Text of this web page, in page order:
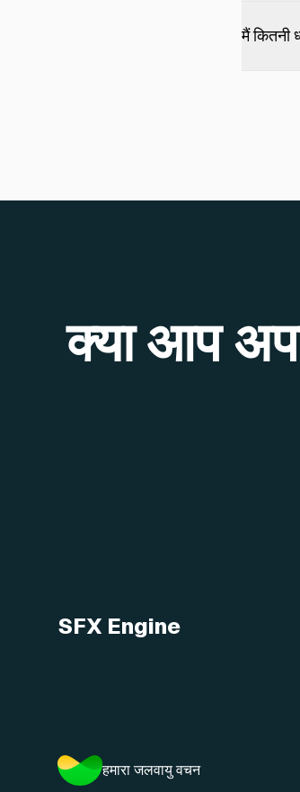
मैं कितनी
क्या आप
SFX Engine
हमारा जलवायु वचन